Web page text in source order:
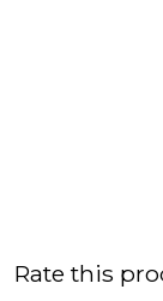
Rate this